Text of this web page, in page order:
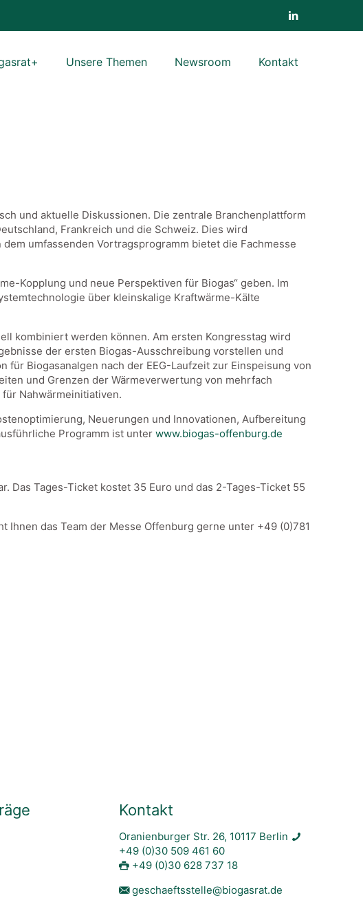
Unsere Themen Newsroom Kontakt
und aktuelle Diskussionen. Die zentrale Branchenplattform
Frankreich und die Schweiz. Dies wird
umfassenden Vortragsprogramm bietet die Fachmesse
Kopplung und neue Perspektiven für Biogas“ geben. Im
über kleinskalige Kraftwärme-Kälte
kombiniert werden können. Am ersten Kongresstag wird
der ersten Biogas-Ausschreibung vorstellen und
Biogasanalgen nach der EEG-Laufzeit zur Einspeisung von
und Grenzen der Wärmeverwertung von mehrfach
Nahwärmeinitiativen.
Neuerungen und Innovationen, Aufbereitung
Programm ist unterwww.biogas-offenburg.de
Das Tages-Ticket kostet 35 Euro und das 2-Tages-Ticket 55
das Team der Messe Offenburg gerne unter +49 (0)781
Kontakt
Oranienburger Str. 26, 10117 Berlin
+49 (0)30 509 461 60
+49 (0)30 628 737 18
geschaeftsstelle@biogasrat.de